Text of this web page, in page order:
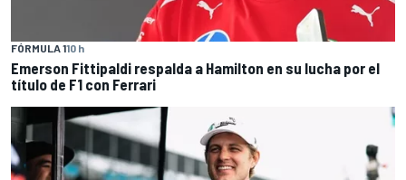
FÓRMULA 110 h
Emerson Fittipaldi respalda a Hamilton en su lucha por el
título de F1 con Ferrari